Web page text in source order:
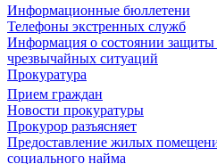
Информационные бюллетени
Телефоны экстренных служб
Информация о состоянии защиты
чрезвычайных ситуаций
Прокуратура
Прием граждан
Новости прокуратуры
Прокурор разъясняет
Предоставление жилых
социального найма